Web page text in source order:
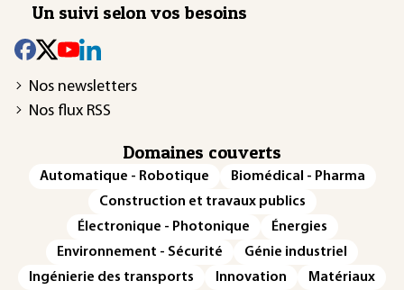
Un suivi selon vos besoins
Nos newsletters
Nos flux RSS
Domaines couverts
Automatique - Robotique
Biomédical - Pharma
Construction et travaux publics
Électronique - Photonique
Énergies
Environnement - Sécurité
Génie industriel
Ingénierie des transports
Innovation
Matériaux